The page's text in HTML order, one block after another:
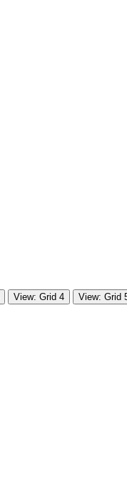
View: Grid 4 View: Grid